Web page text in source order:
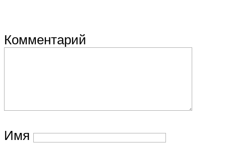
Комментарий
Имя